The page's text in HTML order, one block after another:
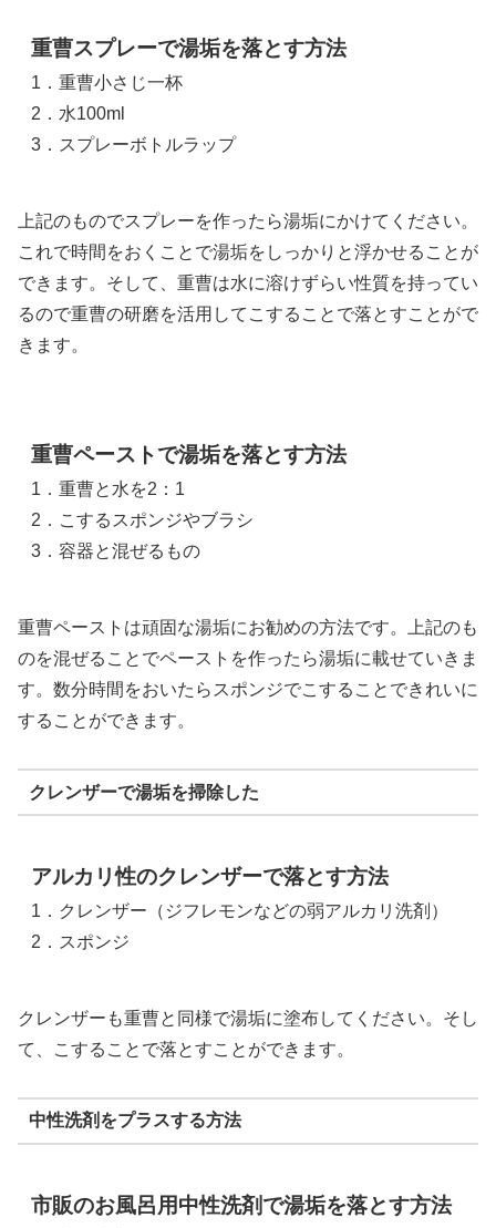
重曹スプレーで湯垢を落とす方法
1．重曹小さじ一杯
2．水100ml
3．スプレーボトルラップ
上記のものでスプレーを作ったら湯垢にかけてください。
これで時間をおくことで湯垢をしっかりと浮かせることが
できます。そして、重曹は水に溶けずらい性質を持ってい
るので重曹の研磨を活用してこすることで落とすことがで
きます。
重曹ペーストで湯垢を落とす方法
1．重曹と水を2：1
2．こするスポンジやブラシ
3．容器と混ぜるもの
重曹ペーストは頑固な湯垢にお勧めの方法です。上記のも
のを混ぜることでペーストを作ったら湯垢に載せていきま
す。数分時間をおいたらスポンジでこすることできれいに
することができます。
クレンザーで湯垢を掃除した
アルカリ性のクレンザーで落とす方法
1．クレンザー（ジフレモンなどの弱アルカリ洗剤）
2．スポンジ
クレンザーも重曹と同様で湯垢に塗布してください。そし
て、こすることで落とすことができます。
中性洗剤をプラスする方法
市販のお風呂用中性洗剤で湯垢を落とす方法